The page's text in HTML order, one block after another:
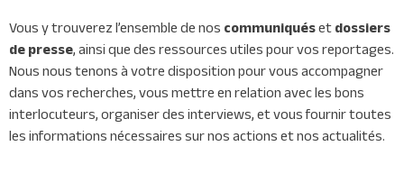
Vous y trouverez l’ensemble de noscommuniquésetdossiers
de presse, ainsi que des ressources utiles pour vos reportages.
Nous nous tenons à votre disposition pour vous accompagner
dans vos recherches, vous mettre en relation avec les bons
interlocuteurs, organiser des interviews, et vous fournir toutes
les informations nécessaires sur nos actions et nos actualités.